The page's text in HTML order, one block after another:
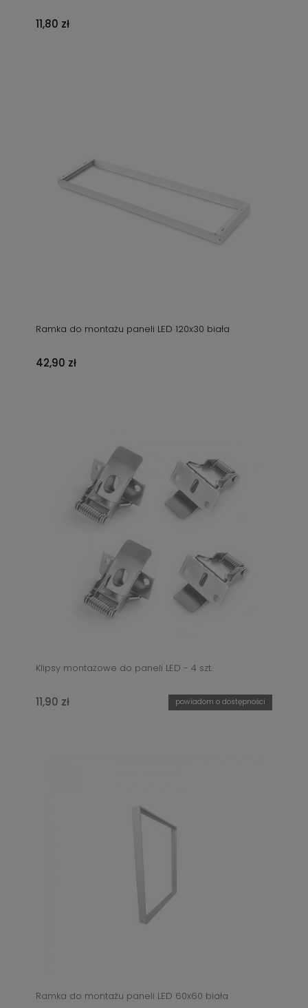
11,80 zł
Ramka do montażu paneli LED 120x30 biała
42,90 zł
Klipsy montażowe do paneli LED - 4 szt.
11,90 zł powiadom o dostępności
Ramka do montażu paneli LED 60x60 biała